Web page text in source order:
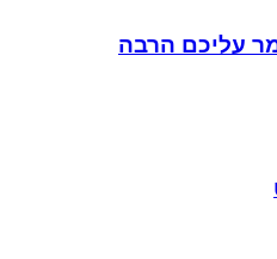
עליכם הרבה